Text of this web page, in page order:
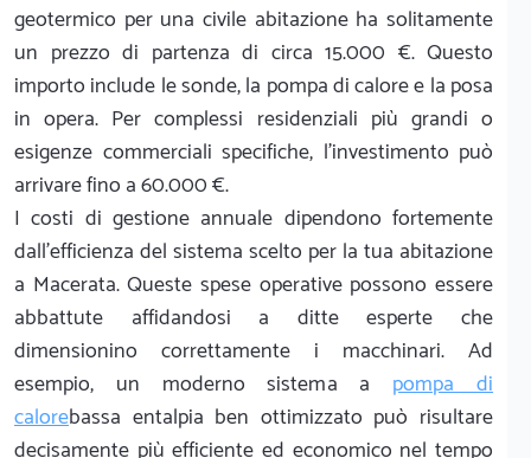
geotermico per una civile abitazione ha solitamente
un prezzo di partenza di circa 15.000 €. Questo
importo include le sonde, la pompa di calore e la posa
in opera. Per complessi residenziali più grandi o
esigenze commerciali specifiche, l'investimento può
arrivare fino a 60.000 €.
I costi di gestione annuale dipendono fortemente
dall'efficienza del sistema scelto per la tua abitazione
a Macerata. Queste spese operative possono essere
abbattute affidandosi a ditte esperte che
dimensionino correttamente i macchinari. Ad
esempio, un moderno sistema a pompa di
calorebassa entalpia ben ottimizzato può risultare
decisamente più efficiente ed economico nel tempo